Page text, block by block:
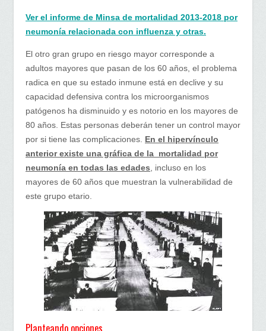
Ver el informe de Minsa de mortalidad 2013-2018 por
neumonía relacionada con influenza y otras.
El otro gran grupo en riesgo mayor corresponde a
adultos mayores que pasan de los 60 años, el problema
radica en que su estado inmune está en declive y su
capacidad defensiva contra los microorganismos
patógenos ha disminuido y es notorio en los mayores de
80 años. Estas personas deberán tener un control mayor
por si tiene las complicaciones. En el hipervínculo
anterior existe una gráfica de la mortalidad por
neumonía en todas las edades, incluso en los
mayores de 60 años que muestran la vulnerabilidad de
este grupo etario.
Planteando opciones